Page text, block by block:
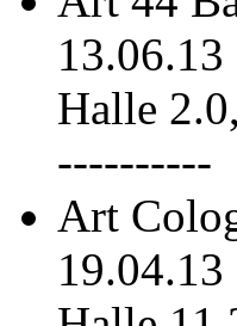
13.06.13
Halle
----------
Art
19.04.13